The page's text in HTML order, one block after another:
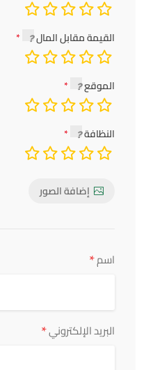
القيمة مقابل المال
الموقع
النظافة
إضافة الصور
اسم*
البريد الإلكتروني*